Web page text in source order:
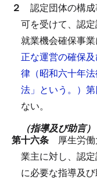
２ 認定団体の構成
可を受けて、認
就業機会確保事業
正な運営の確保
律（昭和六十年
法」という。）
ない。
（指導及び助言）
第十六条 厚生労
業主に対し、認
に必要な指導及び